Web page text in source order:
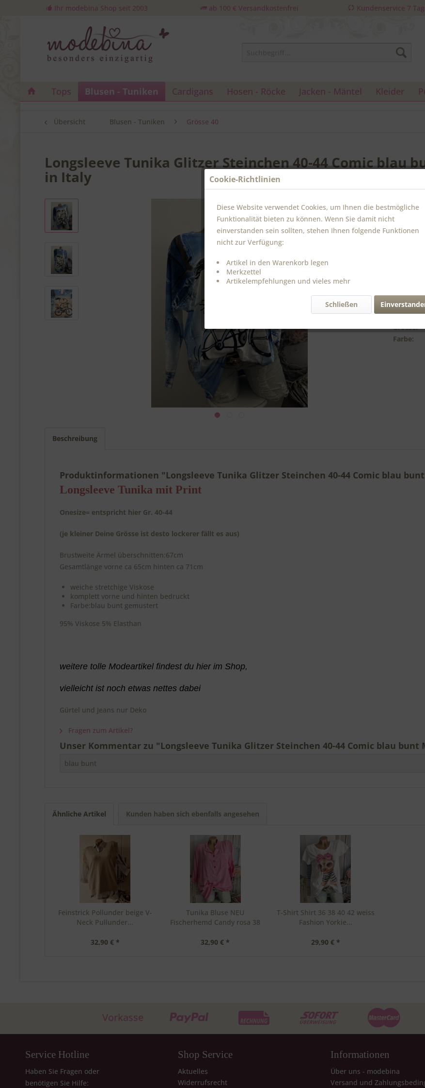
Ihr modebina Shop seit 2003 ab 100 € Versandkostenfrei Kundenservice 7
Tops Blusen - Tuniken Cardigans Hosen - Röcke Jacken - Mäntel Kleider
Übersicht Blusen - Tuniken Grösse 40
Longsleeve Tunika Glitzer Steinchen 40-44 Comic blau
in Italy
inkl. MwSt.
Sofort
Bestell-
Material:
Grösse:
Farbe:
Beschreibung
Produktinformationen "Longsleeve Tunika Glitzer Steinchen 40-44 Comic blau
Longsleeve Tunika mit Print
Onesize= entspricht hier Gr. 40-44
(je kleiner Deine Grösse ist desto lockerer fällt es aus)
Brustweite Ärmel überschnitten:67cm
Gesamtlänge vorne ca 65cm hinten ca 71cm
weiche stretchige Viskose
komplett vorne und hinten bedruckt
Farbe:blau bunt gemustert
95% Viskose 5% Elasthan
weitere tolle Modeartikel findest du hier im Shop,
vielleicht ist noch etwas nettes dabei
Gürtel und Jeans nur Deko
Fragen zum Artikel?
Unser Kommentar zu "Longsleeve Tunika Glitzer Steinchen 40-44 Comic blau bunt
blau bunt
Ähnliche Artikel Kunden haben sich ebenfalls angesehen
Feinstrick Pollunder beige V-
Neck Pullunder...
32,90 € *
Tunika Bluse NEU
Fischerhemd Candy rosa 38
32,90 € *
T-Shirt Shirt 36 38 40 42 weiss
Fashion Yorkie...
29,90 € *
Vorkasse
Service Hotline
Haben Sie Fragen oder
benötigen Sie Hilfe:
Shop Service
Aktuelles
Widerrufsrecht
Informationen
Über uns - modebina
Versand und
Cookie-Richtlinien
Diese Website verwendet Cookies, um Ihnen die bestmögliche
Funktionalität bieten zu können. Wenn Sie damit nicht
einverstanden sein sollten, stehen Ihnen folgende Funktionen
nicht zur Verfügung:
Artikel in den Warenkorb legen
Merkzettel
Artikelempfehlungen und vieles mehr
Schließen